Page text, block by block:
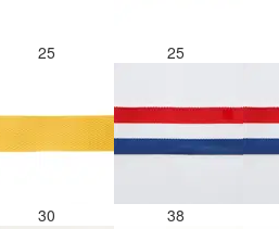
25 25
30 38